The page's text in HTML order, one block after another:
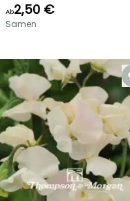
Ab2,50 €
Samen